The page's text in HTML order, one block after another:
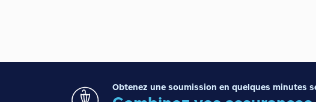
Obtenez une soumission en quelques minutes